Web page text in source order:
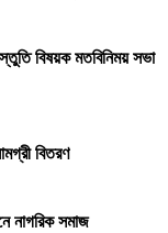
বিষয়ক মতবিনিময় সভা
বিতরণ
নাগরিক সমাজ